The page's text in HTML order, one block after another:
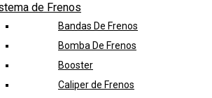
de Frenos
Bandas De Frenos
Bomba De Frenos
Booster
Caliper de Frenos